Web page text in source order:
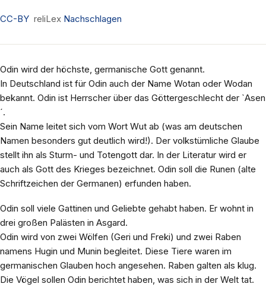
CC-BY reliLex Nachschlagen
Odin wird der höchste, germanische Gott genannt.
In Deutschland ist für Odin auch der Name Wotan oder Wodan
bekannt. Odin ist Herrscher über das Göttergeschlecht der `Asen
´.
Sein Name leitet sich vom Wort Wut ab (was am deutschen
Namen besonders gut deutlich wird!). Der volkstümliche Glaube
stellt ihn als Sturm- und Totengott dar. In der Literatur wird er
auch als Gott des Krieges bezeichnet. Odin soll die Runen (alte
Schriftzeichen der Germanen) erfunden haben.
Odin soll viele Gattinen und Geliebte gehabt haben. Er wohnt in
drei großen Palästen in Asgard.
Odin wird von zwei Wölfen (Geri und Freki) und zwei Raben
namens Hugin und Munin begleitet. Diese Tiere waren im
germanischen Glauben hoch angesehen. Raben galten als klug.
Die Vögel sollen Odin berichtet haben, was sich in der Welt tat.